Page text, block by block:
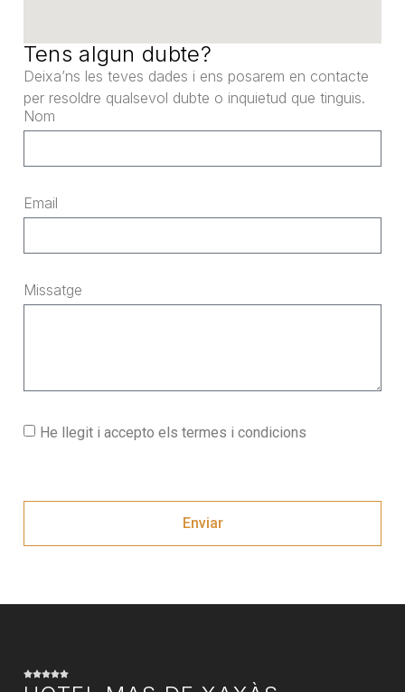
Tens algun dubte?
Deixa’ns les teves dades i ens posarem en contacte
per resoldre qualsevol dubte o inquietud que tinguis.
Nom
Email
Missatge
He llegit i accepto els termes i condicions
Enviar